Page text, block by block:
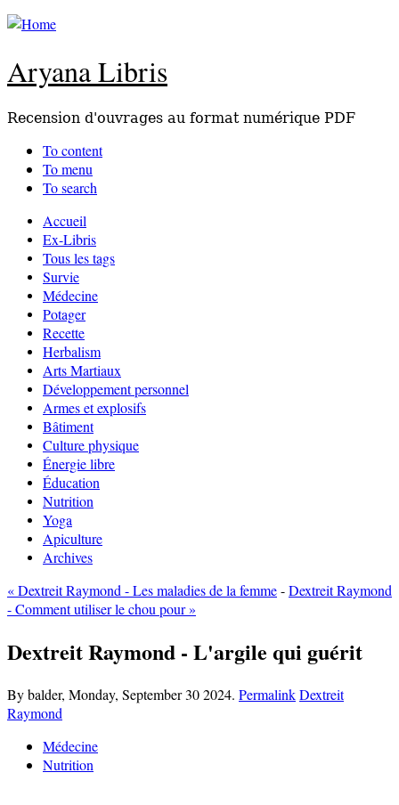
Aryana Libris
Recension d'ouvrages au format numérique PDF
To content
To menu
To search
Accueil
Ex-Libris
Tous les tags
Survie
Médecine
Potager
Recette
Herbalism
Arts Martiaux
Développement personnel
Armes et explosifs
Bâtiment
Culture physique
Énergie libre
Éducation
Nutrition
Yoga
Apiculture
Archives
« Dextreit Raymond - Les maladies de la femme-Dextreit Raymond
- Comment utiliser le chou pour »
Dextreit Raymond - L'argile qui guérit
By balder, Monday, September 30 2024. PermalinkDextreit
Raymond
Médecine
Nutrition